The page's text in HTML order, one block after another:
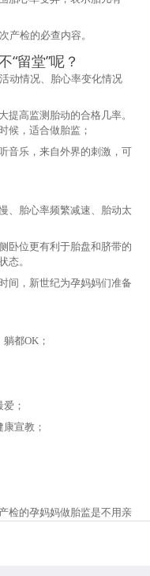
产检的必查内容。
“留堂”呢？
动情况、胎心率变化情况
提高监测胎动的合格几率。
候，适合做胎监；
音乐，来自外界的刺激，可
、胎心率频繁减速、胎动太
卧位更有利于胎盘和脐带的
态。
间，新世纪为孕妈妈们准备
都OK；
；
宣教；
检的孕妈妈做胎监是不用亲